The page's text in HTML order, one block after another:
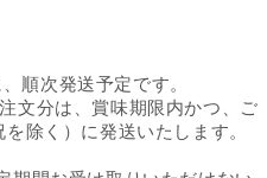
順次発送予定です。
文分は、賞味期限内かつ、ご
除く）に発送いたします。